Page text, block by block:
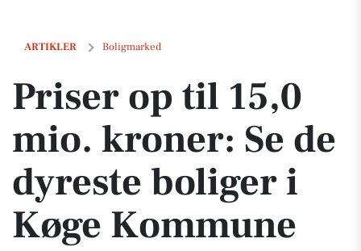
ARTIKLER Boligmarked
Priser op til 15,0 mio. kroner: Se de dyreste boliger i Køge Kommune
Priser op til 15,0
mio. kroner: Se de
dyreste boliger i
Køge Kommune